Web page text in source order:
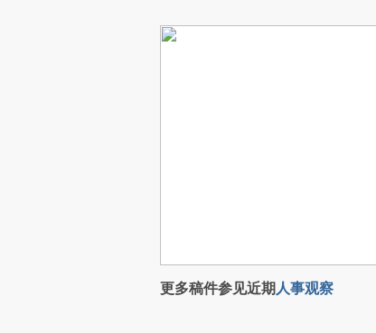
更多稿件参见近期人事观察